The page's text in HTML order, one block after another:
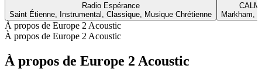
Radio Espérance
Saint Étienne, Instrumental, Classique, Musique Chrétienne
Markham,
À propos de Europe 2 Acoustic
À propos de Europe 2 Acoustic
À propos de Europe 2 Acoustic